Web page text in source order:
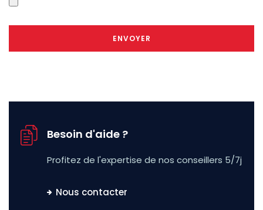
Besoin d'aide ?
Profitez de l'expertise de nos conseillers 5/7j
Nous contacter